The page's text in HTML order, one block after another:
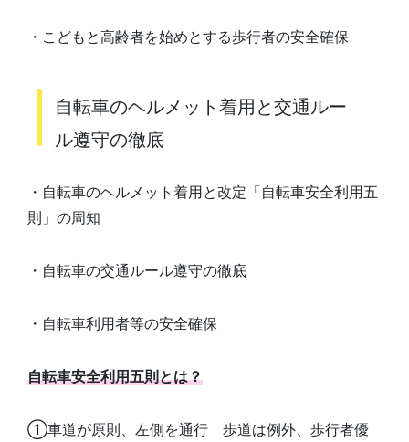
・こどもと高齢者を始めとする歩行者の安全確保
自転車のヘルメット着用と交通ルー
ル遵守の徹底
・自転車のヘルメット着用と改定「自転車安全利用五
則」の周知
・自転車の交通ルール遵守の徹底
・自転車利用者等の安全確保
自転車安全利用五則とは？
①車道が原則、左側を通行 歩道は例外、歩行者優